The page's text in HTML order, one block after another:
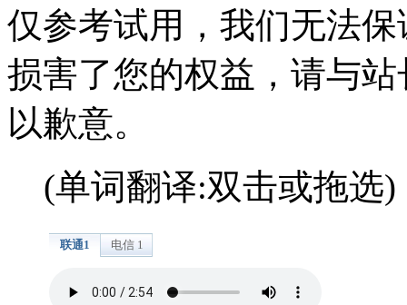
仅参考试用，我们无法
损害了您的权益，请与
以歉意。
(单词翻译:双击或拖选)